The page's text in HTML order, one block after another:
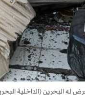
له البحرين (الداخلية